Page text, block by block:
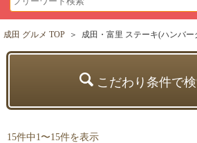
成田 グルメ TOP ＞ 成田・富里 ステーキ(ハンバー
こだわり条件で
15件中1〜15件を表示